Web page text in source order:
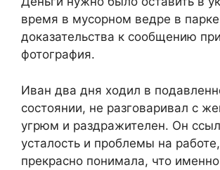
время в мусорном ведре в
доказательства к сообщению
фотография.
Иван два дня ходил в
состоянии, не разговаривал с
угрюм и раздражителен. Он
усталость и проблемы на
прекрасно понимала, что